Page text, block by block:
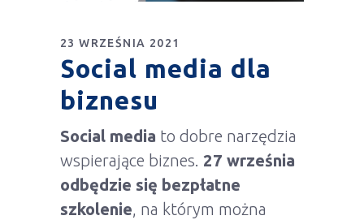
23 WRZEŚNIA 2021
Social media dla
biznesu
Social media to dobre narzędzia
wspierające biznes. 27 września
odbędzie się bezpłatne
szkolenie, na którym można